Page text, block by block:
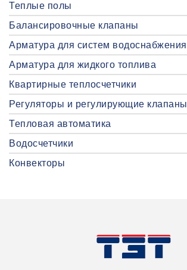
Теплые полы
Балансировочные клапаны
Арматура для систем водоснабжения
Арматура для жидкого топлива
Квартирные теплосчетчики
Регуляторы и регулирующие клапаны
Тепловая автоматика
Водосчетчики
Конвекторы